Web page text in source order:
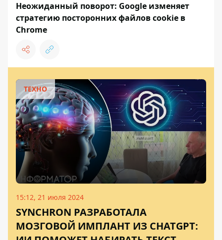
Неожиданный поворот: Google изменяет
стратегию посторонних файлов cookie в
Chrome
ТЕХНО
15:12, 21 июля 2024
SYNCHRON РАЗРАБОТАЛА
МОЗГОВОЙ ИМПЛАНТ ИЗ CHATGPT: